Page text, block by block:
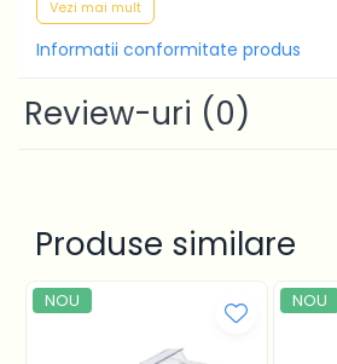
Specificatii tehnice
Tip:
Filtru HEPA
Inaltime:8,5 cm
Cod produs:737076
Compatibilitate
Vezi mai mult
Informatii conformitate produs
Review-uri (0)
Produse similare
NOU NOU